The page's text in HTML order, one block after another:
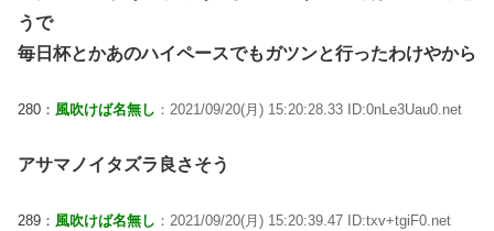
うで
毎日杯とかあのハイペースでもガツンと行ったわけやから
280： 風吹けば名無し ：2021/09/20(月) 15:20:28.33 ID:0nLe3Uau0.net
アサマノイタズラ良さそう
289： 風吹けば名無し ：2021/09/20(月) 15:20:39.47 ID:txv+tgiF0.net